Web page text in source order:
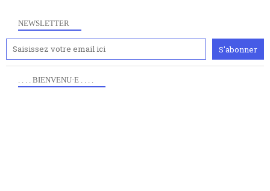
NEWSLETTER
. . . . BIENVENU·E . . . .